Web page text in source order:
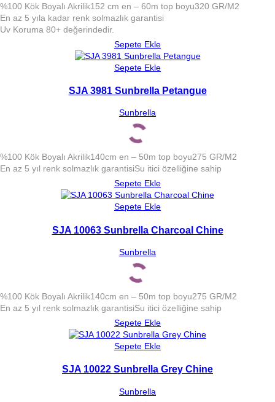
%100 Kök Boyalı Akrilik152 cm en – 60m top boyu320 GR/M2
En az 5 yıla kadar renk solmazlık garantisi
Uv Koruma 80+ değerindedir.
Sepete Ekle
Sepete Ekle
SJA 3981 Sunbrella Petangue
Sunbrella
%100 Kök Boyalı Akrilik140cm en – 50m top boyu275 GR/M2
En az 5 yıl renk solmazlık garantisiSu itici özelliğine sahip
Sepete Ekle
Sepete Ekle
SJA 10063 Sunbrella Charcoal Chine
Sunbrella
%100 Kök Boyalı Akrilik140cm en – 50m top boyu275 GR/M2
En az 5 yıl renk solmazlık garantisiSu itici özelliğine sahip
Sepete Ekle
Sepete Ekle
SJA 10022 Sunbrella Grey Chine
Sunbrella